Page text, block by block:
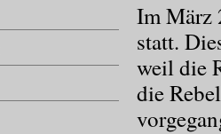
Im März
statt.
weil die
die